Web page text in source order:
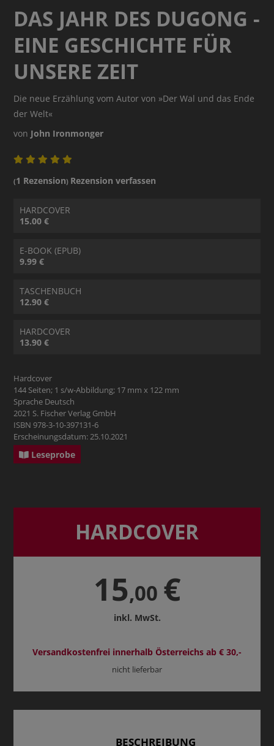
DAS JAHR DES DUGONG -
EINE GESCHICHTE FÜR
UNSERE ZEIT
Die neue Erzählung vom Autor von »Der Wal und das Ende
der Welt«
von John Ironmonger
(1 Rezension) Rezension verfassen
HARDCOVER
15.00 €
E-BOOK (EPUB)
9.99 €
TASCHENBUCH
12.90 €
HARDCOVER
13.90 €
Hardcover
144 Seiten; 1 s/w-Abbildung; 17 mm x 122 mm
Sprache Deutsch
2021 S. Fischer Verlag GmbH
ISBN 978-3-10-397131-6
Erscheinungsdatum: 25.10.2021
Leseprobe
HARDCOVER
15,00 €
inkl. MwSt.
Versandkostenfrei innerhalb Österreichs ab € 30,-
nicht lieferbar
BESCHREIBUNG